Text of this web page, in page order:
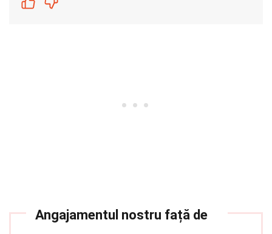
Angajamentul nostru față de